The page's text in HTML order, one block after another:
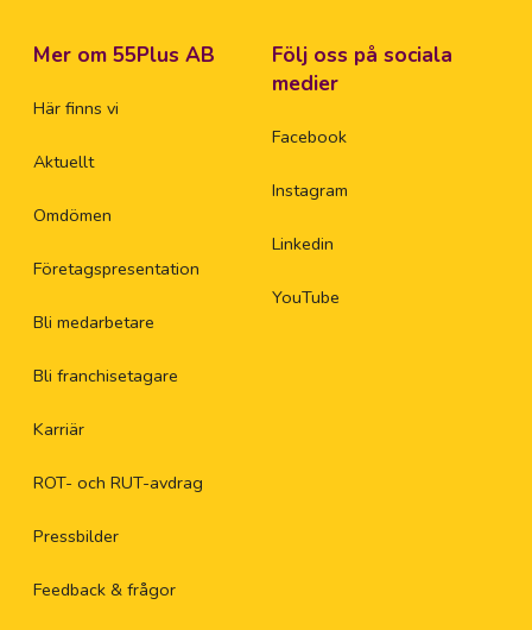
Mer om 55Plus AB
Här finns vi
Aktuellt
Omdömen
Företagspresentation
Bli medarbetare
Bli franchisetagare
Karriär
ROT- och RUT-avdrag
Pressbilder
Feedback & frågor
Följ oss på sociala
medier
Facebook
Instagram
Linkedin
YouTube